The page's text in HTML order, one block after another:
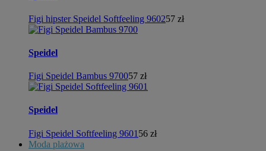
Figi hipster Speidel Softfeeling 960257 zł
Speidel
Figi Speidel Bambus 970057 zł
Speidel
Figi Speidel Softfeeling 9601 56 zł
Moda plażowa